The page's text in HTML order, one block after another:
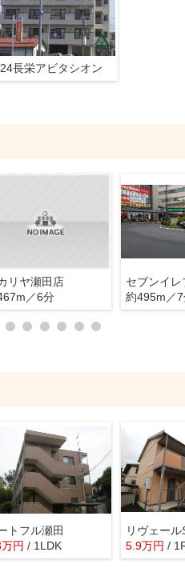
長栄アビタシオン
リヤ瀬田店
／6分
セブンイレ
約495m／
トフル瀬田
万円 / 1LDK
リヴェール
5.9万円 /